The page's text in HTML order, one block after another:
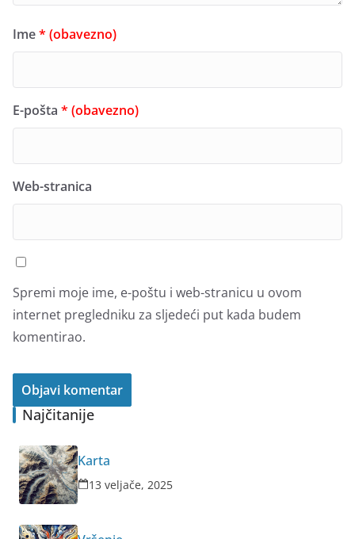
Ime* (obavezno)
E-pošta * (obavezno)
Web-stranica
Spremi moje ime, e-poštu i web-stranicu u ovom
internet pregledniku za sljedeći put kada budem
komentirao.
Najčitanije
Karta
13 veljače, 2025